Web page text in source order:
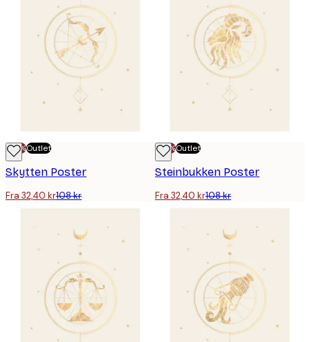
-70%Outlet
Skytten Poster
Fra 32,40 kr108 kr
-70%Outlet
Steinbukken Poster
Fra 32,40 kr108 kr